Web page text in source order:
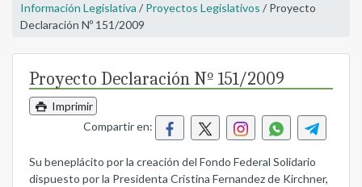
Información Legislativa / Proyectos Legislativos / Proyecto
Declaración Nº 151/2009
Proyecto Declaración Nº 151/2009
Imprimir
Compartir en:
Su beneplácito por la creación del Fondo Federal Solidario
dispuesto por la Presidenta Cristina Fernandez de Kirchner,